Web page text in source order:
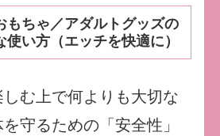
もちゃ／アダルトグッズの
い方（エッチを快適に）
む上で何よりも大切な
守るための「安全性」